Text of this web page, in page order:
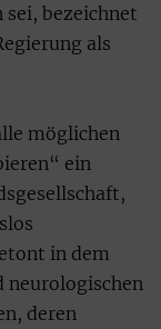
sei, bezeichnet
als
möglichen
ein
in dem
neurologischen
deren